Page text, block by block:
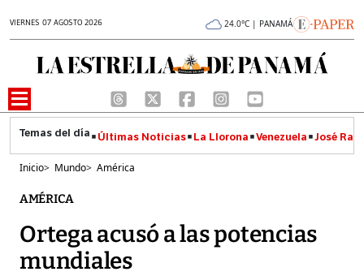
VIERNES 07 AGOSTO 2026 24.0°C | PANAMÁ
Últimas Noticias La Llorona Venezuela José
Inicio> Mundo> América
AMÉRICA
Ortega acusó a las potencias
mundiales